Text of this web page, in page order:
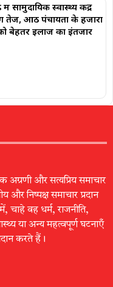
सामुदायिक स्वास्थ्य केंद्र
तेज, आठ पंचायतों के हजारों
बेहतर इलाज का इंतजार
और सत्यप्रिय समाचार
और निष्पक्ष समाचार प्रदान
चाहे वह धर्म, राजनीति,
या अन्य महत्वपूर्ण घटनाएँ
करते हैं।